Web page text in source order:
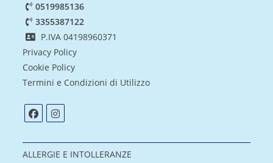
0519985136
3355387122
P.IVA 04198960371
Privacy Policy
Cookie Policy
Termini e Condizioni di Utilizzo
ALLERGIE E INTOLLERANZE